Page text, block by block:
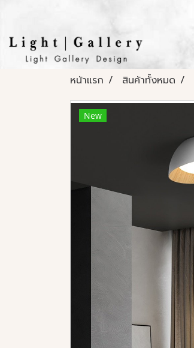
หน้าแรก สินค้าทั้งหมด
New